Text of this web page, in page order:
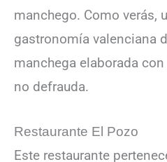
manchego. Como verás,
gastronomía valenciana
manchega elaborada
no defrauda.
Restaurante El Pozo
Este restaurante